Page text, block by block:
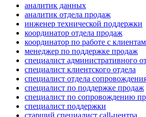
аналитик данных
аналитик отдела продаж
инженер технической поддержки
координатор отдела продаж
координатор по работе с
менеджер по поддержке продаж
специалист административного
специалист клиентского отдела
специалист отдела
специалист по поддержке продаж
специалист по сопровождению
специалист поддержки
старший специалист call-центра